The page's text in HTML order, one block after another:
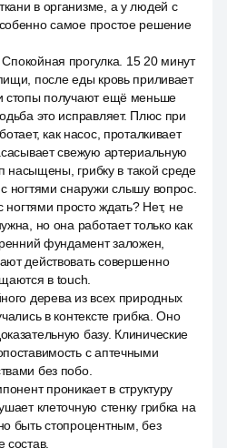
в организме, а у людей с
самое простое решение
прогулка. 15 20 минут
после еды кровь приливает
стопы получают ещё меньше
это исправляет. Плюс при
как насос, проталкивает
свежую артериальную
насыщены, грибку в такой среде
ногтями снаружи слышу вопрос.
просто ждать? Нет, не
но она работает только как
фундамент заложен,
действовать совершенно
в touch.
дерева из всех природных
в контексте грибка. Оно
базу. Клинические
с аптечными
без побо.
проникает в структуру
клеточную стенку грибка на
быть стопроцентным, без
состав.